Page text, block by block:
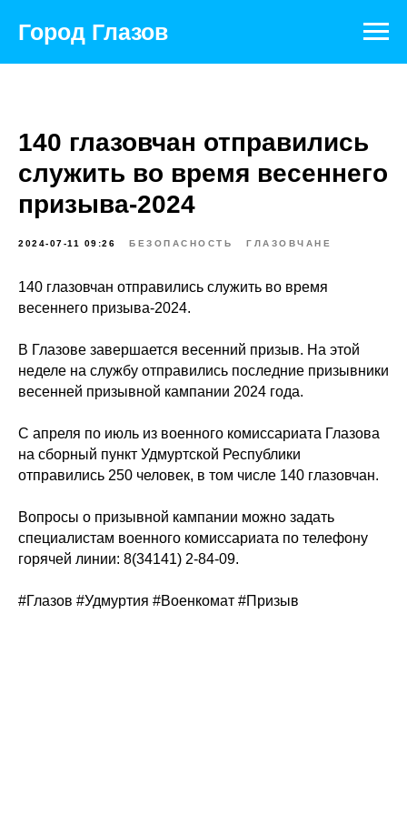
Город Глазов
140 глазовчан отправились
служить во время весеннего
призыва-2024
2024-07-11 09:26 БЕЗОПАСНОСТЬ ГЛАЗОВЧАНЕ
140 глазовчан отправились служить во время
весеннего призыва-2024.
В Глазове завершается весенний призыв. На этой
неделе на службу отправились последние призывники
весенней призывной кампании 2024 года.
С апреля по июль из военного комиссариата Глазова
на сборный пункт Удмуртской Республики
отправились 250 человек, в том числе 140 глазовчан.
Вопросы о призывной кампании можно задать
специалистам военного комиссариата по телефону
горячей линии: 8(34141) 2-84-09.
#Глазов #Удмуртия #Военкомат #Призыв